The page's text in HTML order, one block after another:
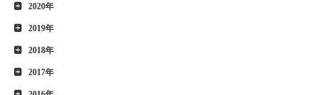
2020年
2019年
2018年
2017年